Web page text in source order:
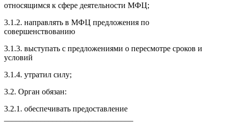
относящимся к сфере деятельности МФЦ;
3.1.2. направлять в МФЦ предложения по
совершенствованию
3.1.3. выступать с предложениями о пересмотре сроков и
условий
3.1.4. утратил силу;
3.2. Орган обязан:
3.2.1. обеспечивать предоставление